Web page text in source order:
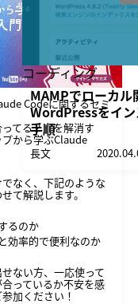
コーディング
MAMPでローカル
WordPressをイ
手順
長文
Codeに関するセミ
てる？」を解消す
から学ぶClaude
なく、下記のような
て解説します。
るのか
効率的で便利なのか
ない方、一応使って
っているか不安を感
加ください！